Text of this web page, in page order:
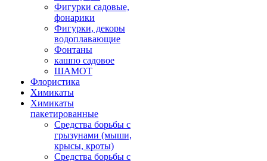
Фигурки садовые,
фонарики
Фигурки, декоры
водоплавающие
Фонтаны
кашпо садовое
ШАМОТ
Флористика
Химикаты
Химикаты
пакетированные
Средства борьбы с
грызунами (мыши,
крысы, кроты)
Средства борьбы с